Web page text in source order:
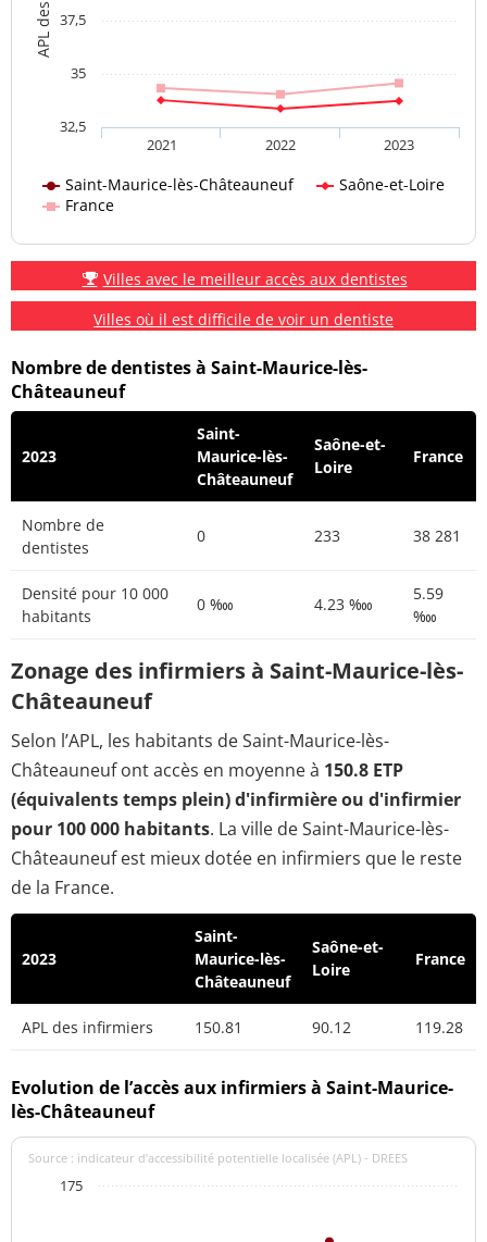
Saint-Maurice-lès-Châteauneuf
Saône-et-Loire
France
2021 2022 2023
32,5
35
37,5
Villes avec le meilleur accès aux dentistes
Villes où il est difficile de voir un dentiste
Nombre de dentistes à Saint-Maurice-lès-
Châteauneuf
2023
Saint-
Maurice-lès-
Châteauneuf
Saône-et-
Loire
France
Nombre de
dentistes
0 233 38 281
Densité pour 10 000
habitants
0 ‱ 4.23 ‱
5.59
‱
Zonage des infirmiers à Saint-Maurice-lès-
Châteauneuf
Selon l’APL, les habitants de Saint-Maurice-lès-
Châteauneuf ont accès en moyenne à 150.8 ETP
(équivalents temps plein) d'infirmière ou d'infirmier
pour 100 000 habitants. La ville de Saint-Maurice-lès-
Châteauneuf est mieux dotée en infirmiers que le reste
de la France.
2023
Saint-
Maurice-lès-
Châteauneuf
Saône-et-
Loire
France
APL des infirmiers 150.81 90.12 119.28
Evolution de l’accès aux infirmiers à Saint-Maurice-
lès-Châteauneuf
Source : indicateur d’accessibilité potentielle localisée (APL) - DREES
175